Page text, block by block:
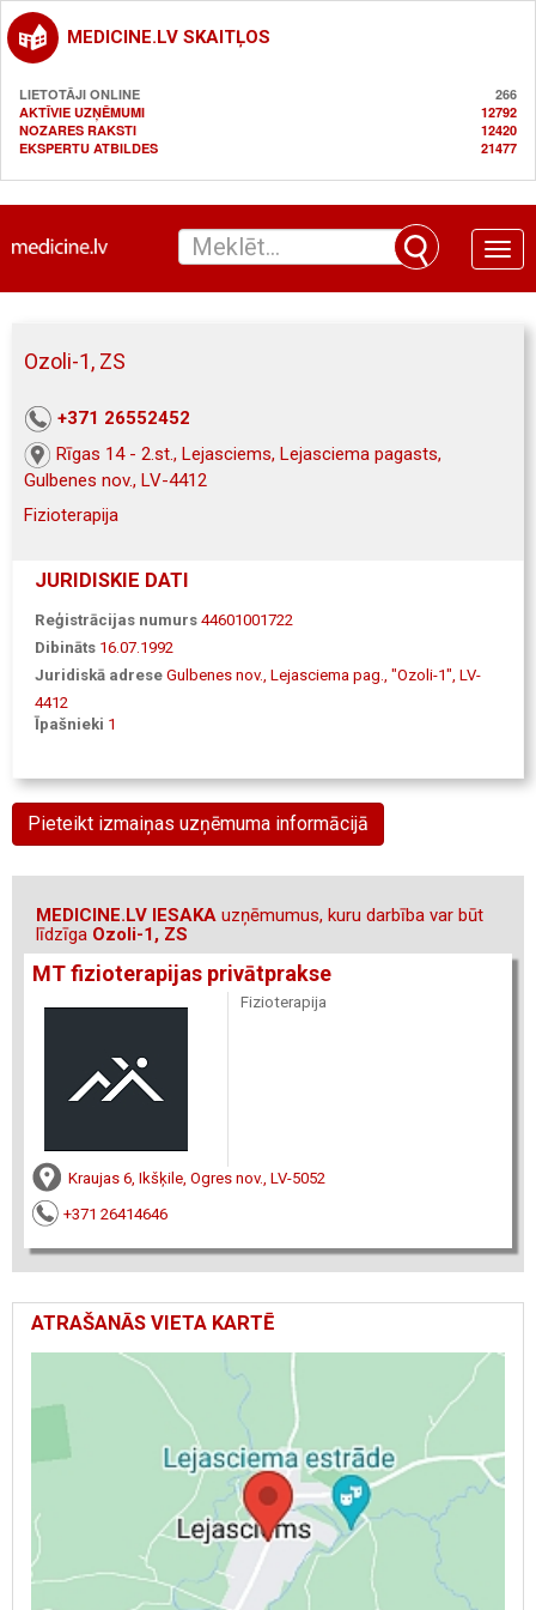
MEDICINE.LV SKAITĻOS
LIETOTĀJI ONLINE
266
AKTĪVIE UZŅĒMUMI
12792
NOZARES RAKSTI
12420
EKSPERTU ATBILDES
21477
Toggle
Ozoli-1, ZS
+371 26552452
Rīgas 14 - 2.st., Lejasciems, Lejasciema pagasts,
Gulbenes nov., LV-4412
Fizioterapija
JURIDISKIE DATI
Reģistrācijas numurs 44601001722
Dibināts 16.07.1992
Juridiskā adrese Gulbenes nov., Lejasciema pag., "Ozoli-1", LV-
4412
Īpašnieki 1
Pieteikt izmaiņas uzņēmuma informācijā
MEDICINE.LV IESAKA uzņēmumus, kuru darbība var būt
līdzīga Ozoli-1, ZS
MT fizioterapijas privātprakse
Fizioterapija
Kraujas 6, Ikšķile, Ogres nov., LV-5052
+371 26414646
ATRAŠANĀS VIETA KARTĒ